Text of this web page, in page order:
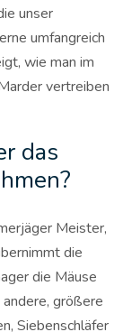
unser
umfangreich
wie man im
vertreiben
das
Meister,
die
die Mäuse
größere
Siebenschläfer